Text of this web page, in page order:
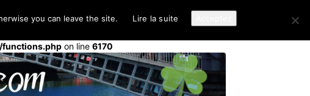
td-cloud-library a été déclenché trop tôt. Cela indique
on line 6170
you can leave the site. Lire la suite